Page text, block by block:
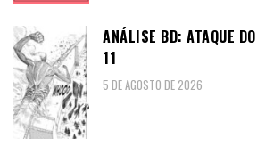
ANÁLISE BD: ATAQUE
11
5 DE AGOSTO DE 2026